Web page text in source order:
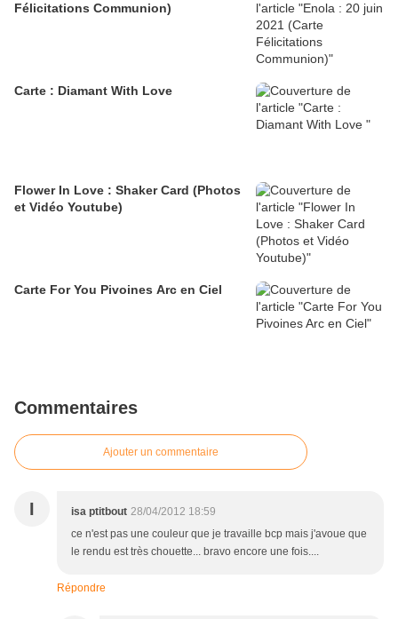
Félicitations Communion)
Carte : Diamant With Love
Flower In Love : Shaker Card (Photos
et Vidéo Youtube)
Carte For You Pivoines Arc en Ciel
Commentaires
Ajouter un commentaire
I isa ptitbout 28/04/2012 18:59
ce n'est pas une couleur que je travaille bcp mais j'avoue que
le rendu est très chouette... bravo encore une fois....
Répondre